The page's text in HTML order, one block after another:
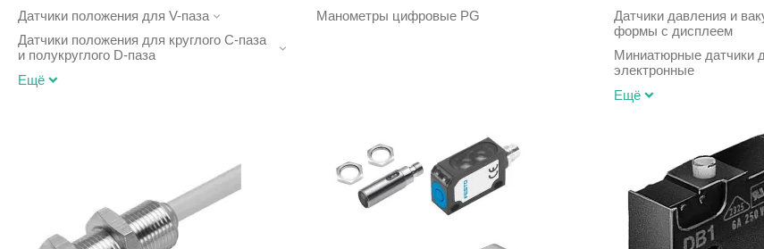
Датчики положения для V-паза
Датчики положения для круглого C-паза
и полукруглого D-паза
Ещё
Манометры цифровые PG
Датчики давления и
формы с дисплеем
Миниатюрные датчики
электронные
Ещё